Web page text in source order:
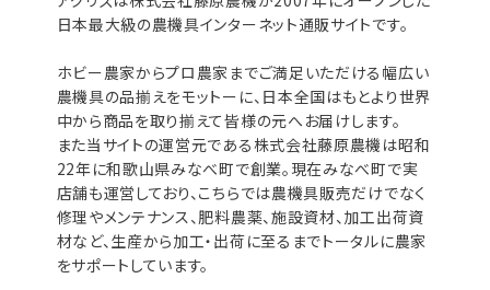
日本最大級の農機具インターネット通販サイトです。
ホビー農家からプロ農家までご満足いただける幅広い
農機具の品揃えをモットーに、日本全国はもとより世界
中から商品を取り揃えて皆様の元へお届けします。
また当サイトの運営元である株式会社藤原農機は昭和
22年に和歌山県みなべ町で創業。現在みなべ町で実
店舗も運営しており、こちらでは農機具販売だけでなく
修理やメンテナンス、肥料農薬、施設資材、加工出荷資
材など、生産から加工・出荷に至るまでトータルに農家
をサポートしています。